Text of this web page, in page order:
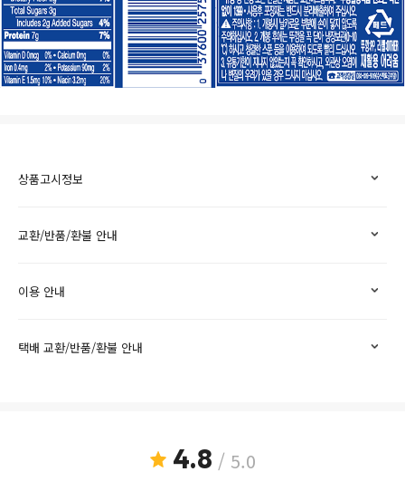
상품고시정보
교환/반품/환불 안내
이용 안내
택배 교환/반품/환불 안내
4.8 / 5.0